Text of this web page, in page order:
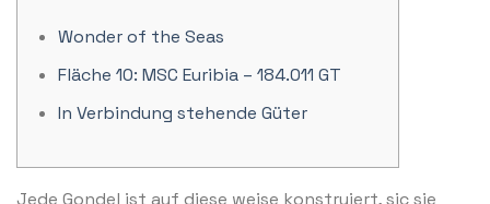
Wonder of the Seas
Fläche 10: MSC Euribia – 184.011 GT
In Verbindung stehende Güter
Jede Gondel ist auf diese weise konstruiert, sic sie